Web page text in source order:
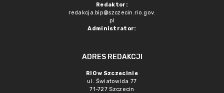
Redaktor:
redakcja.bip@szczecin.rio.gov.
pl
Administrator:
ADRES REDAKCJI
RIO w Szczecinie
ul. Światowida 77
71-727 Szczecin